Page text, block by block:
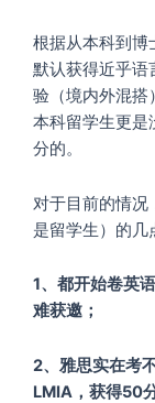
根据从本科到博
默认获得近乎语
验（境内外混搭
本科留学生更是
分的。
对于目前的情况
是留学生）的几
1、都开始卷英
难获邀；
2、雅思实在考
LMIA，获得50